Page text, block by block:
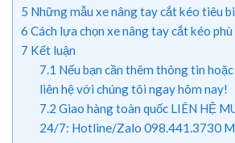
5 Những mẫu xe nâng tay cắt kéo tiêu
6 Cách lựa chọn xe nâng tay cắt kéo
7 Kết luận
7.1 Nếu bạn cần thêm thông tin
liên hệ với chúng tôi ngay hôm nay!
7.2 Giao hàng toàn quốc LIÊN HỆ
24/7: Hotline/Zalo 098.441.3730